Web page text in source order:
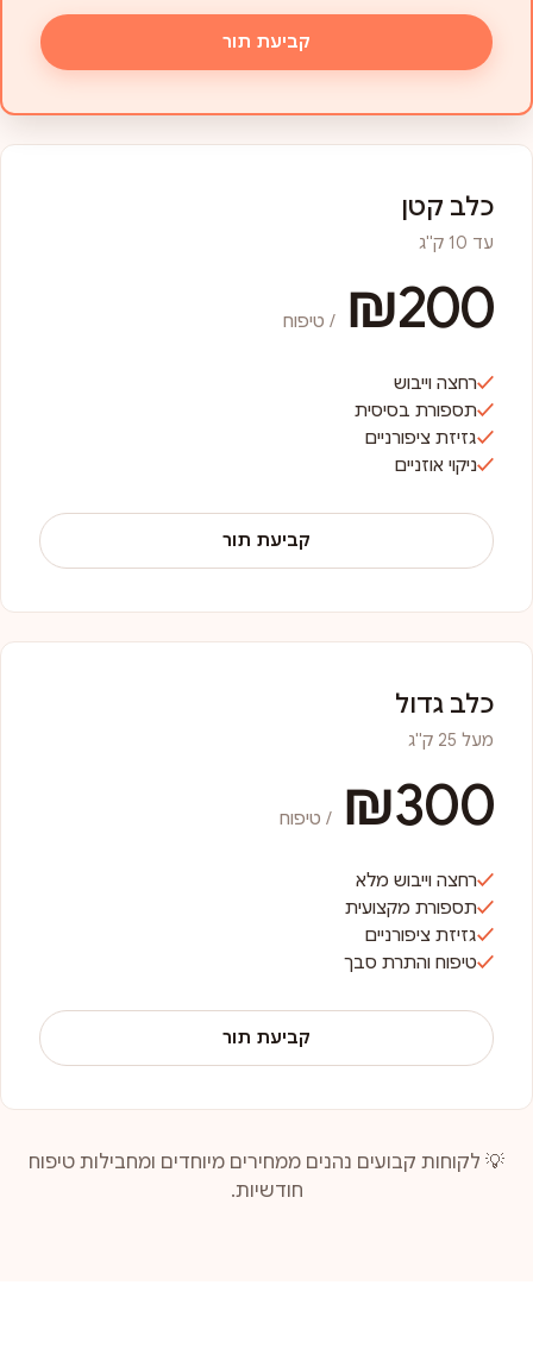
כלב קטן
עד 10 ק"ג
₪200 / טיפוח
רחצה וייבוש
תספורת בסיסית
גזיזת ציפורניים
ניקוי אוזניים
קביעת תור
קביעת תור
כלב גדול
מעל 25 ק"ג
₪300 / טיפוח
רחצה וייבוש מלא
תספורת מקצועית
גזיזת ציפורניים
טיפוח והתרת סבך
קביעת תור
💡 לקוחות קבועים נהנים ממחירים מיוחדים ומחבילות טיפוח
חודשיות.